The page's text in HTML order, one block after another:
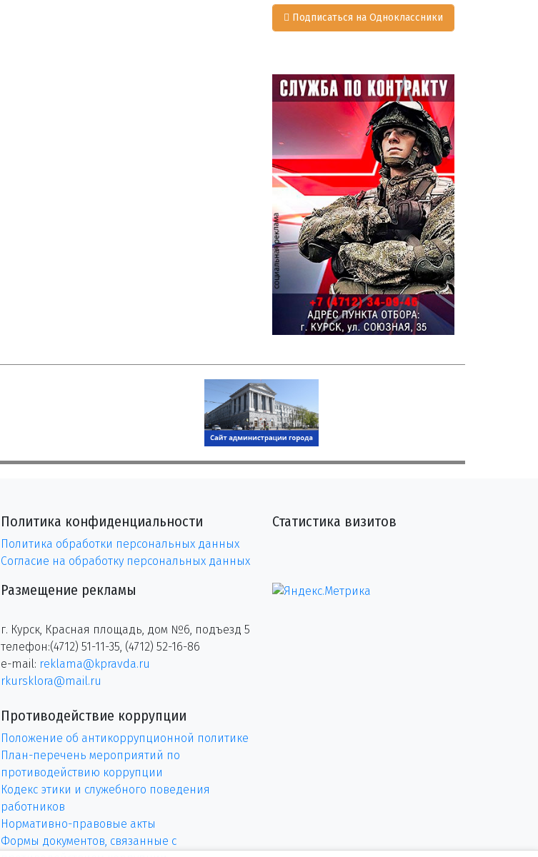
Подписаться на Одноклассники
Политика конфиденциальности
Политика обработки персональных данных
Согласие на обработку персональных данных
Размещение рекламы
г. Курск, Красная площадь, дом №6, подъезд 5
телефон:(4712) 51-11-35, (4712) 52-16-86
e-mail: reklama@kpravda.ru
rkursklora@mail.ru
Противодействие коррупции
Положение об антикоррупционной политике
План-перечень мероприятий по
противодействию коррупции
Кодекс этики и служебного поведения
работников
Нормативно-правовые акты
Формы документов, связанные с
Статистика визитов